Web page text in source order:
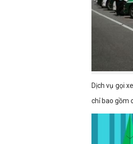
Dịch vụ gọi
chỉ bao gồm